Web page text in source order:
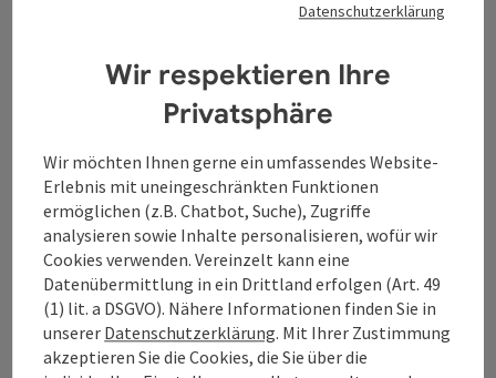
Tourismusverband Donauregion
Oberösterreich
WGD Donau Oberösterreich Tourismus
GmbH
Lindengasse 9
4040 Linz
+43 732 7277 - 888
Datenschutzerklärung
Wir respektieren Ihre
Privatsphäre
Wir möchten Ihnen gerne ein umfassendes Website-
Erlebnis mit uneingeschränkten Funktionen
ermöglichen (z.B. Chatbot, Suche), Zugriffe
analysieren sowie Inhalte personalisieren, wofür wir
Cookies verwenden. Vereinzelt kann eine
Datenübermittlung in ein Drittland erfolgen (Art. 49
(1) lit. a DSGVO). Nähere Informationen finden Sie in
unserer Datenschutzerklärung. Mit Ihrer Zustimmung
akzeptieren Sie die Cookies, die Sie über die